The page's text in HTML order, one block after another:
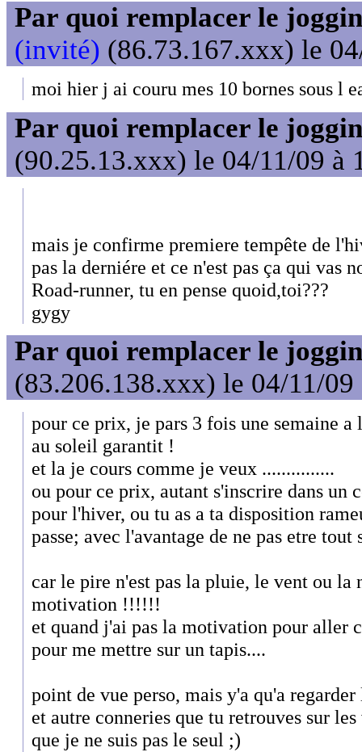
Par quoi remplacer le
(invité) (86.73.167.xxx) le
moi hier j ai couru mes 10 bornes sous l
Par quoi remplacer le
(90.25.13.xxx) le 04/11/09 à
mais je confirme premiere tempête de
pas la derniére et ce n'est pas ça qui vas
Road-runner, tu en pense quoid,toi???
gygy
Par quoi remplacer le
(83.206.138.xxx) le 04/11/09
pour ce prix, je pars 3 fois une semaine
au soleil garantit !
et la je cours comme je veux ...............
ou pour ce prix, autant s'inscrire dans un
pour l'hiver, ou tu as a ta disposition
passe; avec l'avantage de ne pas etre tout
car le pire n'est pas la pluie, le vent ou la
motivation !!!!!!
et quand j'ai pas la motivation pour aller
pour me mettre sur un tapis....
point de vue perso, mais y'a qu'a
et autre conneries que tu retrouves sur
que je ne suis pas le seul ;)